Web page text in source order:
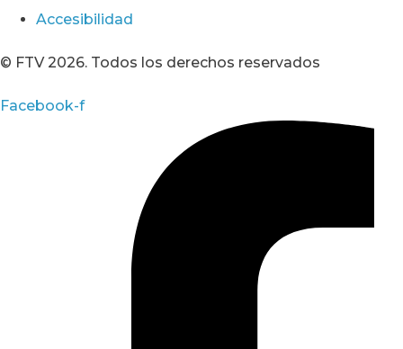
Accesibilidad
© FTV 2026. Todos los derechos reservados
Facebook-f